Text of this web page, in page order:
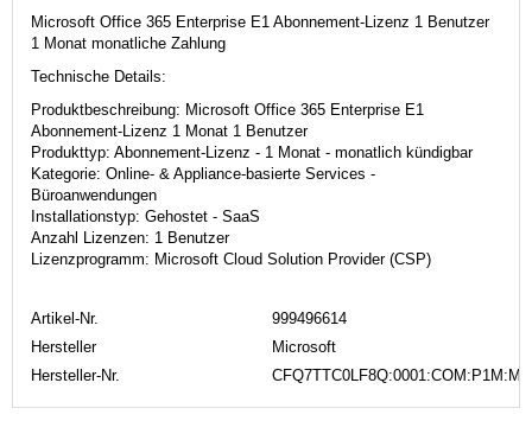
Microsoft Office 365 Enterprise E1 Abonnement-Lizenz 1 Benutzer
1 Monat monatliche Zahlung
Technische Details:
Produktbeschreibung: Microsoft Office 365 Enterprise E1
Abonnement-Lizenz 1 Monat 1 Benutzer
Produkttyp: Abonnement-Lizenz - 1 Monat - monatlich kündigbar
Kategorie: Online- & Appliance-basierte Services -
Büroanwendungen
Installationstyp: Gehostet - SaaS
Anzahl Lizenzen: 1 Benutzer
Lizenzprogramm: Microsoft Cloud Solution Provider (CSP)
Artikel-Nr.
999496614
Hersteller
Microsoft
Hersteller-Nr.